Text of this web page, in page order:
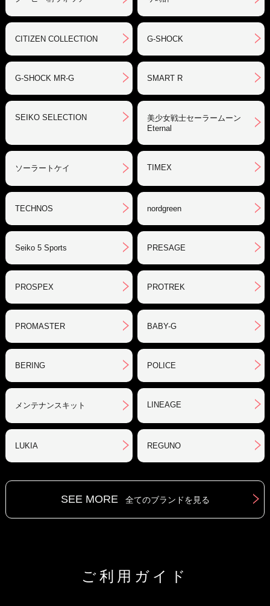
CITIZEN COLLECTION G-SHOCK
G-SHOCK MR-G SMART R
SEIKO SELECTION
美少女戦士セーラームーン
Eternal
ソーラートケイ TIMEX
TECHNOS nordgreen
Seiko 5 Sports PRESAGE
PROSPEX PROTREK
PROMASTER BABY-G
BERING POLICE
メンテナンスキット LINEAGE
LUKIA REGUNO
SEE MORE 全てのブランドを見る
ご利用ガイド